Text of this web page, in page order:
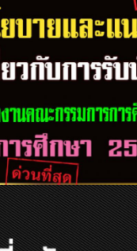
ฏิบัติเกี่ยวกับการรับนัก
มการการศึกษาขั้นพื้น